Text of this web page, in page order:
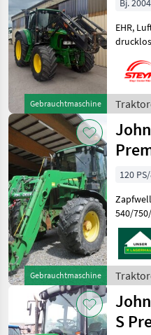
MARKTPLATZ
Marktplatz
Gebrauchtmaschine
Bj. 2004
EHR,
John
Gebrauchtmaschine
120
540/
EHR,
km/h:
John
S